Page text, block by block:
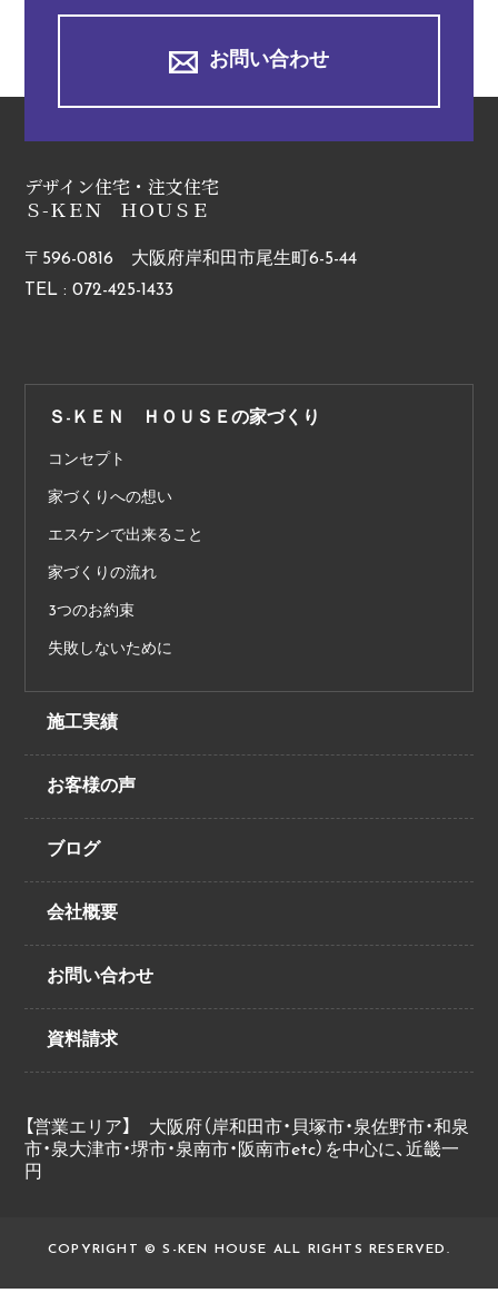
お問い合わせ
デザイン住宅・注文住宅
Ｓ-ＫＥＮ ＨＯＵＳＥ
〒596-0816 大阪府岸和田市尾生町6-5-44
TEL : 072-425-1433
Ｓ-ＫＥＮ ＨＯＵＳＥの家づくり
コンセプト
家づくりへの想い
エスケンで出来ること
家づくりの流れ
3つのお約束
失敗しないために
施工実績
お客様の声
ブログ
会社概要
お問い合わせ
資料請求
【営業エリア】 大阪府（岸和田市・貝塚市・泉佐野市・和泉
市・泉大津市・堺市・泉南市・阪南市etc）を中心に、近畿一
円
COPYRIGHT © S-KEN HOUSE ALL RIGHTS RESERVED.